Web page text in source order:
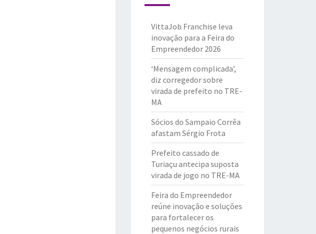
VittaJob Franchise leva
inovação para a Feira do
Empreendedor 2026
‘Mensagem complicada’,
diz corregedor sobre
virada de prefeito no TRE-
MA
Sócios do Sampaio Corrêa
afastam Sérgio Frota
Prefeito cassado de
Turiaçu antecipa suposta
virada de jogo no TRE-MA
Feira do Empreendedor
reúne inovação e soluções
para fortalecer os
pequenos negócios rurais